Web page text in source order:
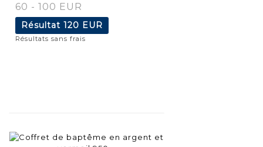
60 - 100 EUR
Résultat 120 EUR
Résultats sans frais